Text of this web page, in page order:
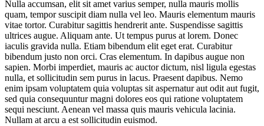
Nulla accumsan, elit sit amet varius semper, nulla mauris mollis
quam, tempor suscipit diam nulla vel leo. Mauris elementum mauris
vitae tortor. Curabitur sagittis hendrerit ante. Suspendisse sagittis
ultrices augue. Aliquam ante. Ut tempus purus at lorem. Donec
iaculis gravida nulla. Etiam bibendum elit eget erat. Curabitur
bibendum justo non orci. Cras elementum. In dapibus augue non
sapien. Morbi imperdiet, mauris ac auctor dictum, nisl ligula egestas
nulla, et sollicitudin sem purus in lacus. Praesent dapibus. Nemo
enim ipsam voluptatem quia voluptas sit aspernatur aut odit aut fugit,
sed quia consequuntur magni dolores eos qui ratione voluptatem
sequi nesciunt. Aenean vel massa quis mauris vehicula lacinia.
Nullam at arcu a est sollicitudin euismod.